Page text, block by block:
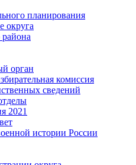
планирования
округа
орган
комиссия
сведений
2021
истории России